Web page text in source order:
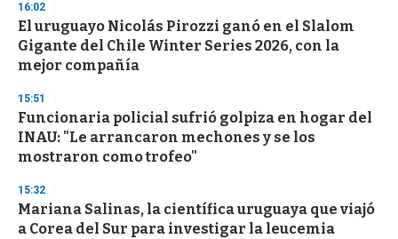
16:02
El uruguayo Nicolás Pirozzi ganó en el Slalom
Gigante del Chile Winter Series 2026, con la
mejor compañía
15:51
Funcionaria policial sufrió golpiza en hogar del
INAU: "Le arrancaron mechones y se los
mostraron como trofeo"
15:32
Mariana Salinas, la científica uruguaya que viajó
a Corea del Sur para investigar la leucemia